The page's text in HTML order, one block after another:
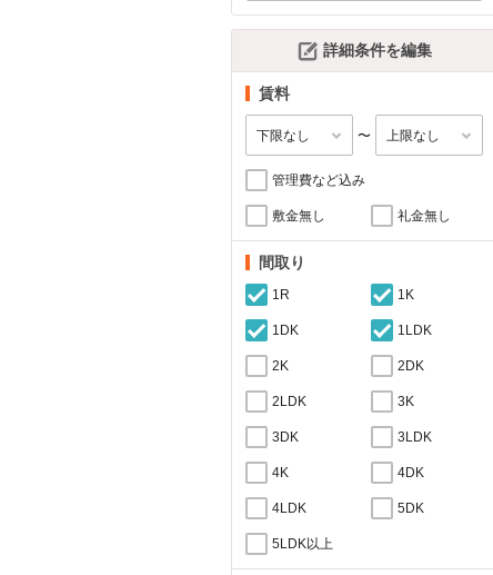
詳細条件を編集
賃料
〜
管理費など込み
敷金無し 礼金無し
間取り
1R 1K
1DK 1LDK
2K 2DK
2LDK 3K
3DK 3LDK
4K 4DK
4LDK 5DK
5LDK以上